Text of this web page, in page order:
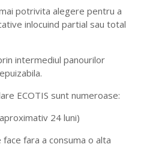
potrivita alegere pentru a
inlocuind partial sau total
intermediul panourilor
ECOTIS sunt numeroase:
24 luni)
fara a consuma o alta